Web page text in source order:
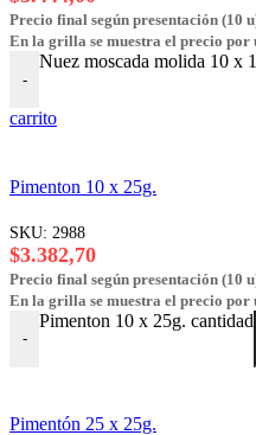
Precio final según presentación (10
En la grilla se muestra el precio por
-
Nuez moscada molida 10 x
carrito
Pimenton 10 x 25g.
SKU: 2988
$3.382,70
Precio final según presentación (10
En la grilla se muestra el precio por
-
Pimenton 10 x 25g. cantidad
Pimentón 25 x 25g.